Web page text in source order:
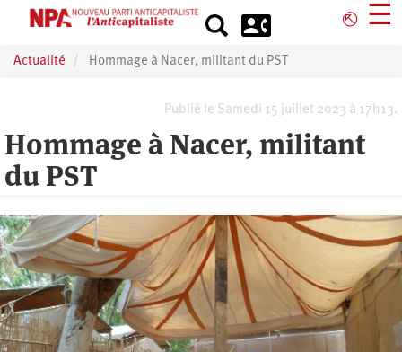
principal
⎋ ☰
Actualité Hommage à Nacer, militant du PST
Publié le Samedi 15 juillet 2023 à 17h13.
Hommage à Nacer, militant
du PST